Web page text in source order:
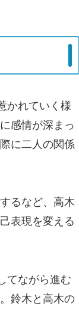
かれていく様
感情が深まっ
に二人の関係
るなど、高木
表現を変える
てながら進む
鈴木と高木の